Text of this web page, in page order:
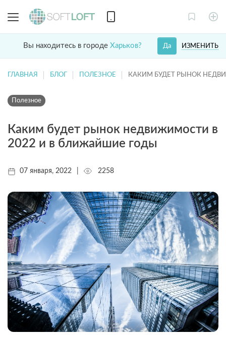
Вы находитесь в городе Харьков? ИЗМЕНИТЬ
Да
ГЛАВНАЯ БЛОГ ПОЛЕЗНОЕ КАКИМ БУДЕТ РЫНОК
Полезное
Каким будет рынок недвижимости в
2022 и в ближайшие годы
07 января, 2022 2258